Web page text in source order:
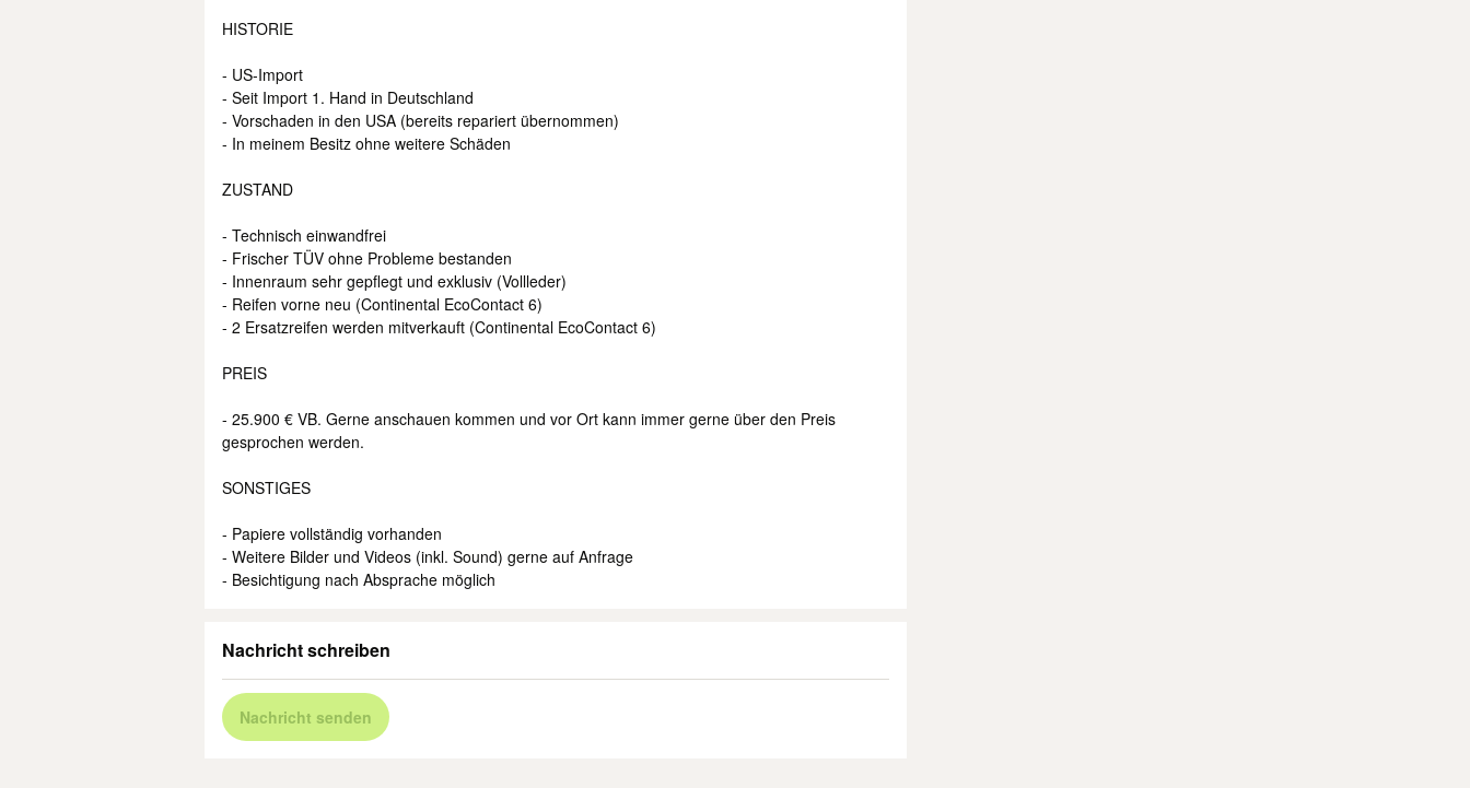
HISTORIE
- US-Import
- Seit Import 1. Hand in Deutschland
- Vorschaden in den USA (bereits repariert übernommen)
- In meinem Besitz ohne weitere Schäden
ZUSTAND
- Technisch einwandfrei
- Frischer TÜV ohne Probleme bestanden
- Innenraum sehr gepflegt und exklusiv (Vollleder)
- Reifen vorne neu (Continental EcoContact 6)
- 2 Ersatzreifen werden mitverkauft (Continental EcoContact 6)
PREIS
- 25.900 € VB. Gerne anschauen kommen und vor Ort kann immer gerne über den Preis
gesprochen werden.
SONSTIGES
- Papiere vollständig vorhanden
- Weitere Bilder und Videos (inkl. Sound) gerne auf Anfrage
- Besichtigung nach Absprache möglich
Nachricht schreiben
Nachricht senden